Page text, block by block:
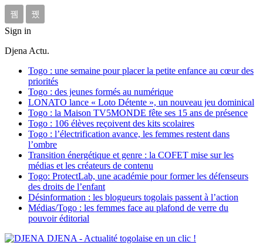
Sign in
Djena Actu.
Togo : une semaine pour placer la petite enfance au cœur des
priorités
Togo : des jeunes formés au numérique
LONATO lance « Loto Détente », un nouveau jeu dominical
Togo : la Maison TV5MONDE fête ses 15 ans de présence
Togo : 106 élèves reçoivent des kits scolaires
Togo : l’électrification avance, les femmes restent dans
l’ombre
Transition énergétique et genre : la COFET mise sur les
médias et les créateurs de contenu
Togo: ProtectLab, une académie pour former les défenseurs
des droits de l’enfant
Désinformation : les blogueurs togolais passent à l’action
Médias/Togo : les femmes face au plafond de verre du
pouvoir éditorial
DJENA - Actualité togolaise en un clic !